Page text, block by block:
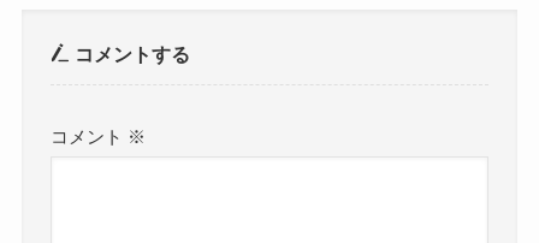
コメントする
コメント ※